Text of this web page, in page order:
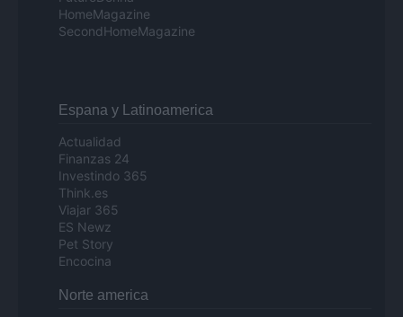
HomeMagazine
SecondHomeMagazine
Espana y Latinoamerica
Actualidad
Finanzas 24
Investindo 365
Think.es
Viajar 365
ES Newz
Pet Story
Encocina
Norte america